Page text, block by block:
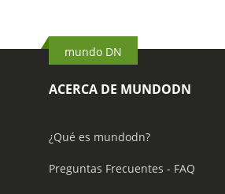
mundo DN
ACERCA DE MUNDODN
¿Qué es mundodn?
Preguntas Frecuentes - FAQ